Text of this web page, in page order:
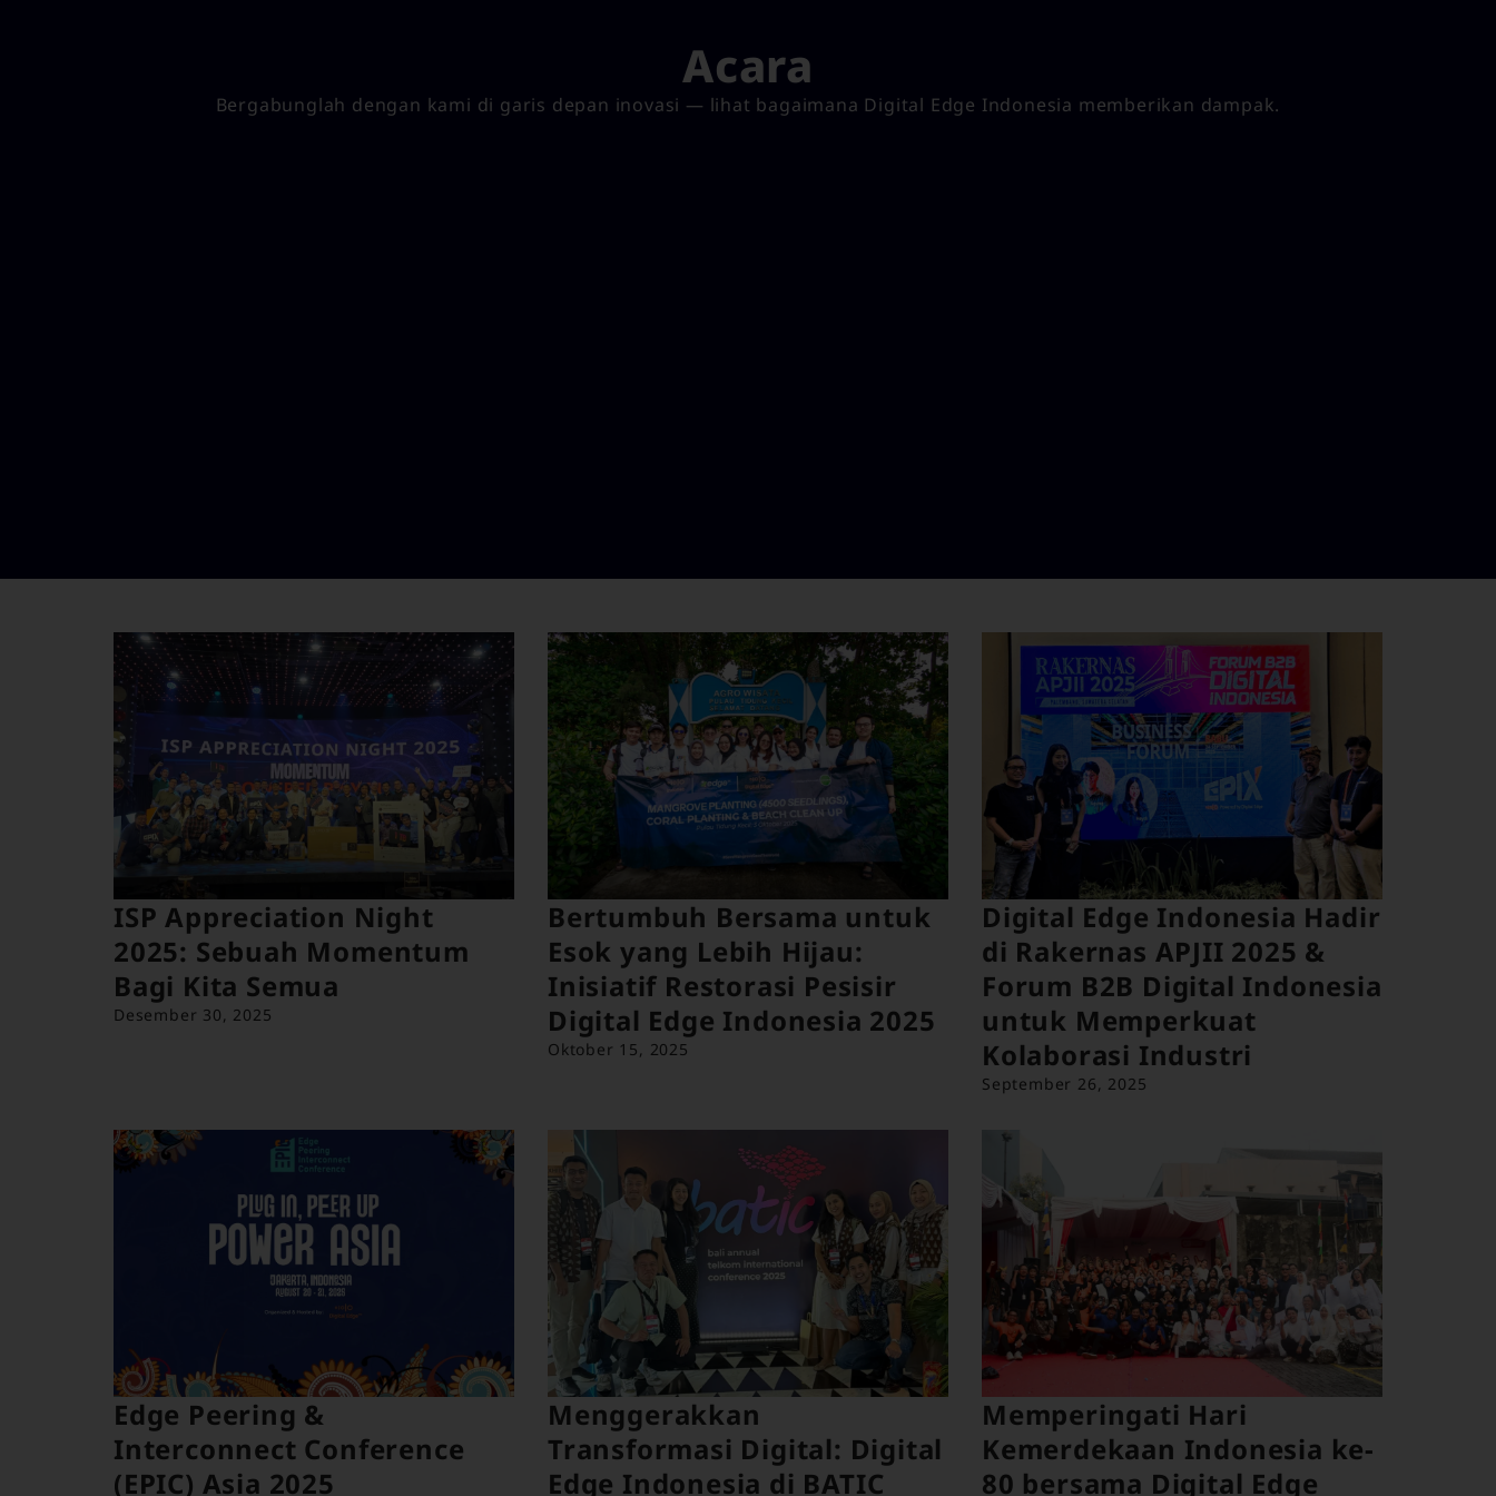
Acara
Bergabunglah dengan kami di garis depan inovasi — lihat bagaimana Digital Edge Indonesia memberikan dampak.
ISP Appreciation Night
2025: Sebuah Momentum
Bagi Kita Semua
Desember 30, 2025
Bertumbuh Bersama untuk
Esok yang Lebih Hijau:
Inisiatif Restorasi Pesisir
Digital Edge Indonesia 2025
Oktober 15, 2025
Digital Edge Indonesia Hadir
di Rakernas APJII 2025 &
Forum B2B Digital Indonesia
untuk Memperkuat
Kolaborasi Industri
September 26, 2025
Edge Peering &
Interconnect Conference
(EPIC) Asia 2025
Menggerakkan
Transformasi Digital: Digital
Edge Indonesia di BATIC
Memperingati Hari
Kemerdekaan Indonesia ke-
80 bersama Digital Edge